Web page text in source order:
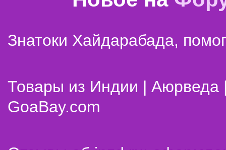
Знатоки Хайдарабада,
Товары из Индии | Аюрведа
GoaBay.com